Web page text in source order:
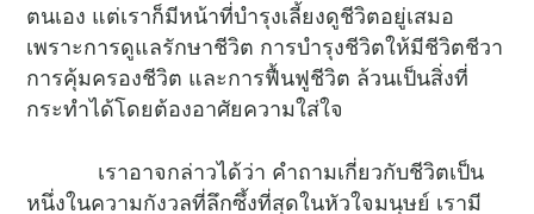
ตนเอง แต่เราก็มีหน้าที่บำรุงเลี้ยงดูชีวิตอยู่เสมอ
เพราะการดูแลรักษาชีวิต การบำรุงชีวิตให้มีชีวิตชีวา
การคุ้มครองชีวิต และการฟื้นฟูชีวิต ล้วนเป็นสิ่งที่
กระทำได้โดยต้องอาศัยความใส่ใจ
เราอาจกล่าวได้ว่า คำถามเกี่ยวกับชีวิตเป็น
หนึ่งในความกังวลที่ลึกซึ้งที่สุดในหัวใจมนุษย์ เรามี